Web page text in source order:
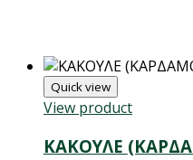
Quick view
View product
ΚΑΚΟΥΛΕ